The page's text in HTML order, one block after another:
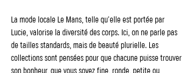
La mode locale Le Mans, telle qu’elle est portée par
Lucie, valorise la diversité des corps. Ici, on ne parle pas
de tailles standards, mais de beauté plurielle. Les
collections sont pensées pour que chacune puisse trouver
son bonheur, que vous soyez fine, ronde, petite ou